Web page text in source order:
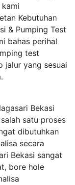
Kebutuhan
& Pumping Test
bahas perihal
test
jalur yang sesuai
Bekasi
satu proses
dibutuhkan
secara
Bekasi sangat
bore hole